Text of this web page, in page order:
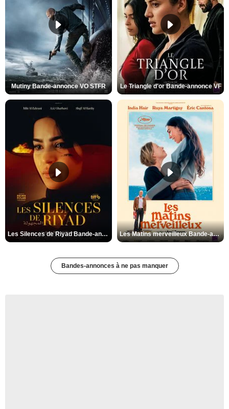
Mutiny Bande-annonce VO STFR Le Triangle d'or Bande-annonce VF
Les Silences de Riyad Bande-annonce VO STFR Les Matins merveilleux Bande-annonce VF
Bandes-annonces à ne pas manquer